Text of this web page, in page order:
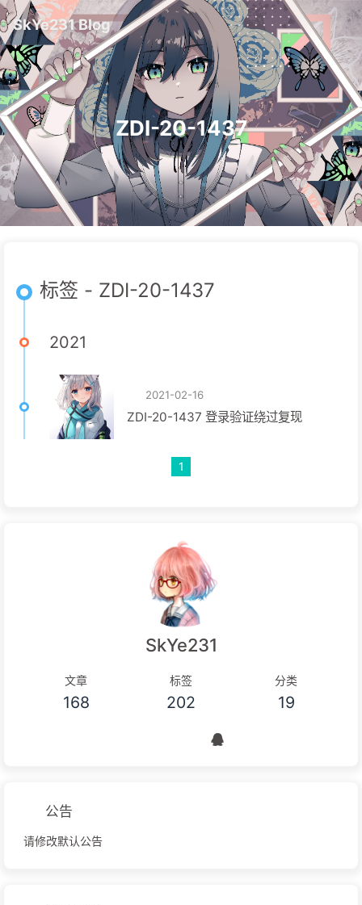
SkYe231 Blog
ZDI-20-1437
标签 - ZDI-20-1437
2021
2021-02-16
ZDI-20-1437 登录验证绕过复现
1
SkYe231
文章
168
标签
202
分类
19
公告
请修改默认公告